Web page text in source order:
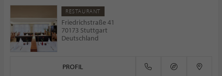
RESTAURANT
Friedrichstraße 41
70173 Stuttgart
Deutschland
PROFIL